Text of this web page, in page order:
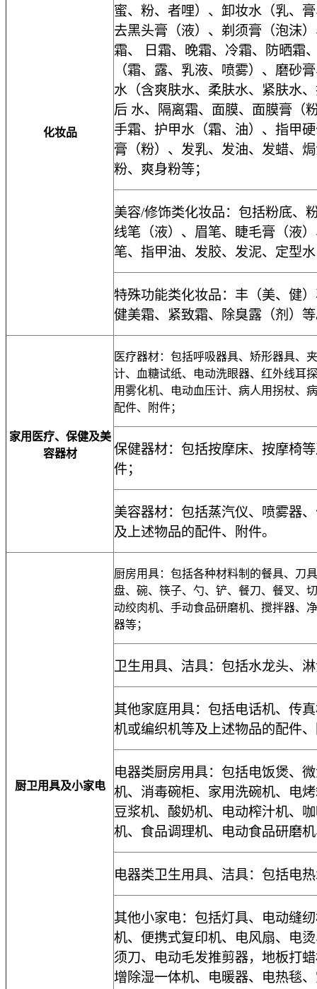
化妆品
蜜、粉、者哩）、卸妆水（乳、
去黑头膏（液）、剃须膏（泡沫
霜、 日霜、晚霜、冷霜、防晒霜
（霜、露、乳液、喷雾）、磨砂
水（含爽肤水、柔肤水、紧肤水
后 水、隔离霜、面膜、面膜膏（
手霜、护甲水（霜、油）、指甲
膏（粉）、发乳、发油、发蜡、
粉、爽身粉等；
美容/修饰类化妆品：包括粉底、
线笔（液）、眉笔、睫毛膏（液
笔、指甲油、发胶、发泥、定型
特殊功能类化妆品：丰（美、健
健美霜、紧致霜、除臭露（剂）
家用医疗、保健及美
容器材
医疗器材：包括呼吸器具、矫形器具、
计、血糖试纸、电动洗眼器、红外线耳
用雾化机、电动血压计、病人用拐杖、
配件、附件；
保健器材：包括按摩床、按摩椅
件；
美容器材：包括蒸汽仪、喷雾器
及上述物品的配件、附件。
厨卫用具及小家电
厨房用具：包括各种材料制的餐具、刀
盘、碗、筷子、勺、铲、餐刀、餐叉、
动绞肉机、手动食品研磨机、搅拌器、
器等；
卫生用具、洁具：包括水龙头、
其他家庭用具：包括电话机、传
机或编织机等及上述物品的配件
电器类厨房用具：包括电饭煲、
机、消毒碗柜、家用洗碗机、电
豆浆机、酸奶机、电动榨汁机、
机、食品调理机、电动食品研磨
电器类卫生用具、洁具：包括电
其他小家电：包括灯具、电动缝
机、便携式复印机、电风扇、电
须刀、电动毛发推剪器，地板打
增除湿一体机、电暖器、电热毯